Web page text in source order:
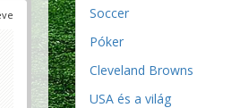
Soccer
Póker
Cleveland Browns
USA és a világ